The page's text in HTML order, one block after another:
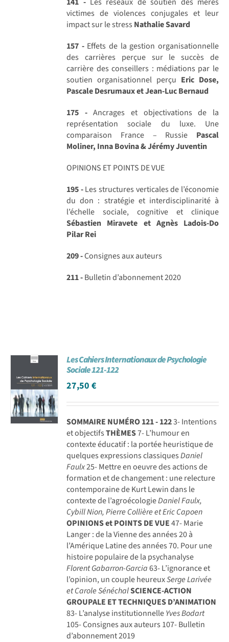
victimes de violences conjugales et leur
impact sur le stress Nathalie Savard
157 - Effets de la gestion organisationnelle
des carrières perçue sur le succès de
carrière des conseillers : médiations par le
soutien organisationnel perçu Eric Dose,
Pascale Desrumaux et Jean-Luc Bernaud
175 -Ancrages et objectivations de la
représentation sociale du luxe. Une
comparaison France – Russie Pascal
Moliner, Inna Bovina & Jérémy Juventin
OPINIONS ET POINTS DE VUE
195 -Les structures verticales de l’économie
du don : stratégie et interdisciplinarité à
l’échelle sociale, cognitive et clinique
Sébastien Miravete et Agnès Ladois-Do
Pilar Rei
209 -Consignes aux auteurs
211 -Bulletin d’abonnement 2020
Les Cahiers Internationaux de Psychologie
Sociale 121-122
27,50€
SOMMAIRE NUMÉRO 121 - 1223- Intentions
et objectifsTHÈMES7- L’humour en
contexte éducatif : la portée heuristique de
quelques expressions classiquesDaniel
Faulx25- Mettre en oeuvre des actions de
formation et de changement : une relecture
contemporaine de Kurt Lewin dans le
contexte de l’agroécologieDaniel Faulx,
Cybill Nion, Pierre Collière et Eric Capoen
OPINIONS et POINTS DE VUE47- Marie
Langer : de la Vienne des années 20 à
l’Amérique Latine des années 70. Pour une
histoire populaire de la psychanalyse
Florent Gabarron-Garcia63- L’ignorance et
l’opinion, un couple heureuxSerge Larivée
et Carole SénéchalSCIENCE-ACTION
GROUPALE ET TECHNIQUES D’ANIMATION
83- L’analyse institutionnelleYves Bodart
105- Consignes aux auteurs 107- Bulletin
d’abonnement 2019